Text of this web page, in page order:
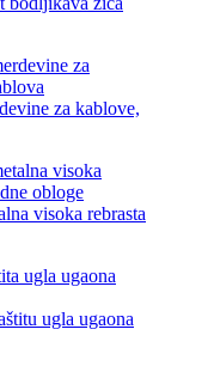
za kablove,
visoka rebrasta
ugla ugaona